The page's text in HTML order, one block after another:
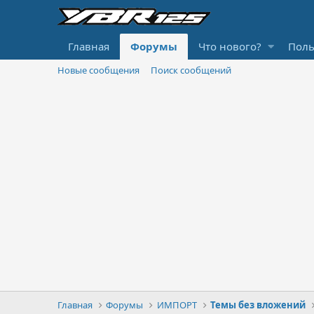
Главная Форумы Что нового?
Новые сообщения Поиск сообщений
Главная Форумы ИМПОРТ Темы без вложений